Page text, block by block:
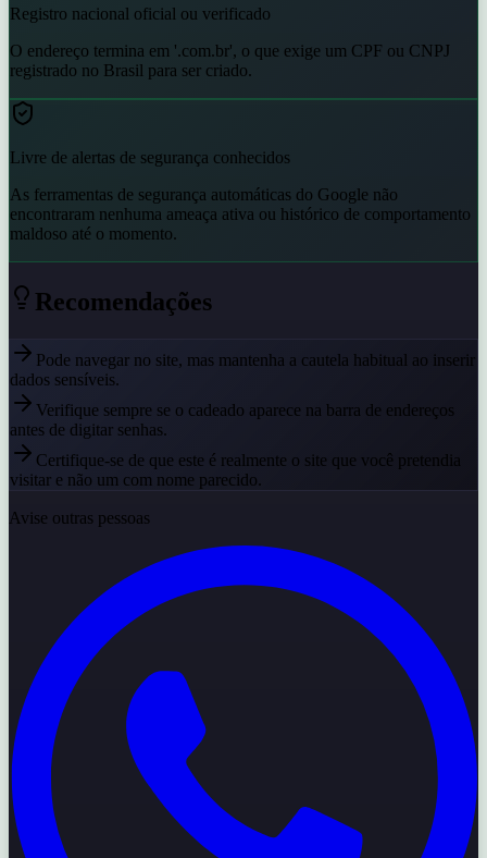
Registro nacional oficial ou verificado
O endereço termina em '.com.br', o que exige um CPF ou CNPJ
registrado no Brasil para ser criado.
Livre de alertas de segurança conhecidos
As ferramentas de segurança automáticas do Google não
encontraram nenhuma ameaça ativa ou histórico de comportamento
maldoso até o momento.
Recomendações
Pode navegar no site, mas mantenha a cautela habitual ao inserir
dados sensíveis.
Verifique sempre se o cadeado aparece na barra de endereços
antes de digitar senhas.
Certifique-se de que este é realmente o site que você pretendia
visitar e não um com nome parecido.
Avise outras pessoas